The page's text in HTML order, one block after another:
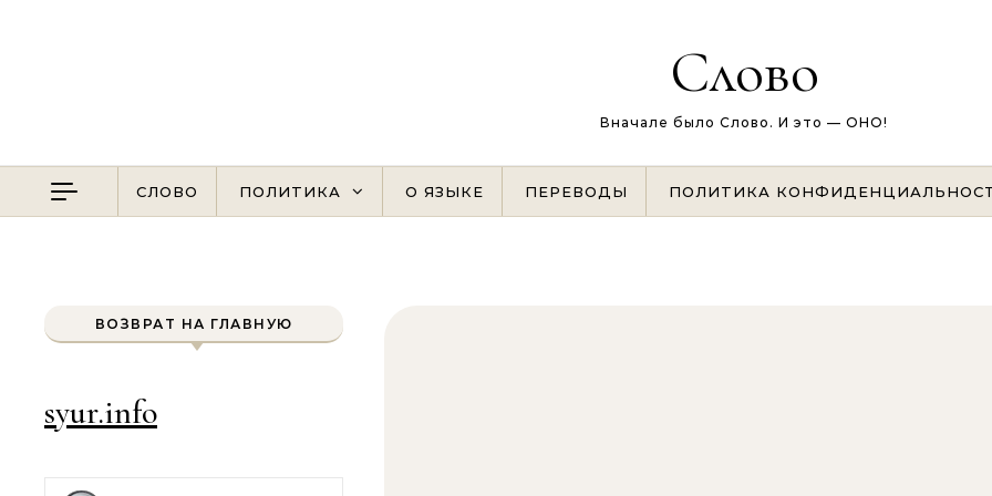
Слово
Вначале было Слово. И это — ОНО!
СЛОВО ПОЛИТИКА О ЯЗЫКЕ ПЕРЕВОДЫ ПОЛИТИКА
ВОЗВРАТ НА ГЛАВНУЮ
syur.info